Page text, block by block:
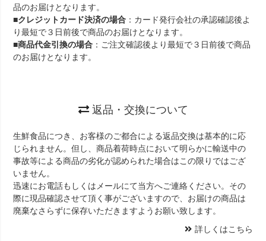
品のお届けとなります。
■クレジットカード決済の場合 ：カード発行会社の承認確認後よ
り最短で３日前後で商品のお届けとなります。
■商品代金引換の場合 ：ご注文確認後より最短で３日前後で商品
のお届けとなります。
返品・交換について
生鮮食品につき、お客様のご都合による返品交換は基本的に応
じられません。但し、商品着荷時点において明らかに輸送中の
事故等による商品の劣化が認められた場合はこの限りではござ
いません。
迅速にお電話もしくはメールにて当方へご連絡ください。その
際に現品確認させて頂く事がございますので、お届けの商品は
廃棄なさらずに保存いただきますようお願い致します。
詳しくはこちら